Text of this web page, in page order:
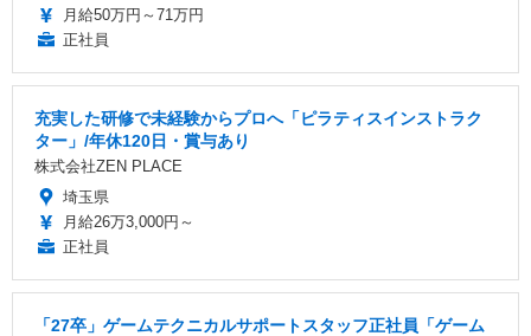
月給50万円～71万円
正社員
充実した研修で未経験からプロへ「ピラティスインストラク
ター」/年休120日・賞与あり
株式会社ZEN PLACE
埼玉県
月給26万3,000円～
正社員
「27卒」ゲームテクニカルサポートスタッフ正社員「ゲーム